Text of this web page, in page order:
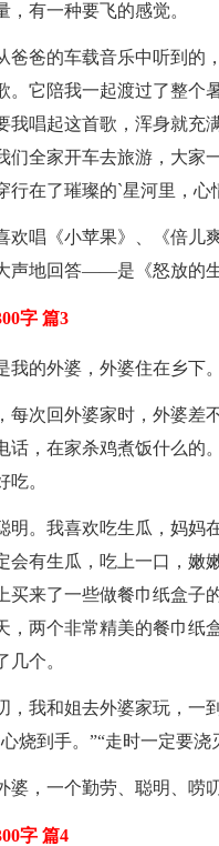
，有一种要飞的感觉。
爸爸的车载音乐中听到的
。它陪我一起渡过了整个
我唱起这首歌，浑身就充
们全家开车去旅游，大
行在了璀璨的`星河里，心
欢唱《小苹果》、《倍儿
声地回答——是《怒放的生
字 篇3
我的外婆，外婆住在乡下。
每次回外婆家时，外婆差
话，在家杀鸡煮饭什么的
。
明。我喜欢吃生瓜，妈妈
会有生瓜，吃上一口，嫩
买来了一些做餐巾纸盒子
，两个非常精美的餐巾纸
个。
，我和姐去外婆家玩，一
烧到手。”“走时一定要浇
婆，一个勤劳、聪明、唠
字 篇4